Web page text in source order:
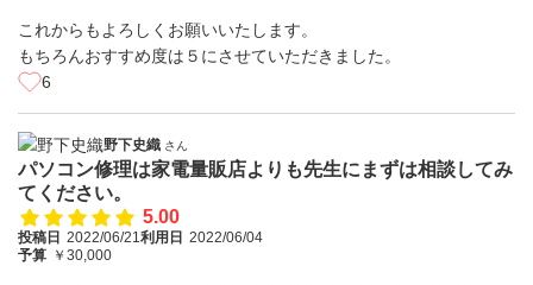
これからもよろしくお願いいたします。
もちろんおすすめ度は５にさせていただきました。
6
野下史織 さん
パソコン修理は家電量販店よりも先生にまずは相談してみ
てください。
5.00
投稿日 2022/06/21利用日 2022/06/04
予算 ￥30,000